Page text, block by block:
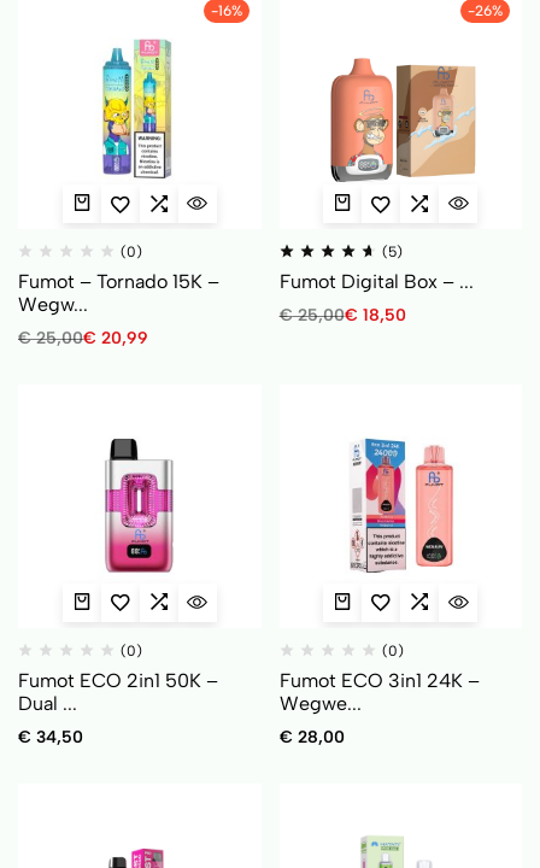
-16%
(0)
Fumot – Tornado 15K –
Wegw...
€25,00€ 20,99
-26%
(5)
Fumot Digital Box – ...
€25,00€ 18,50
(0)
Fumot ECO 2in1 50K –
Dual ...
€ 34,50
(0)
Fumot ECO 3in1 24K –
Wegwe...
€ 28,00